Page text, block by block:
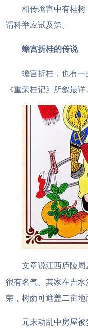
相传蟾宫中有桂
谓科举应试及第。
蟾宫折桂的传说
蟾宫折桂，也有
《重荣桂记》所叙最详。
文章说江西庐陵
很有名气。其家在吉
荣，树荫可遮盖二亩地
元末动乱中房屋